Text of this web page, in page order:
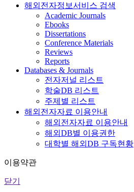
해외전자정보서비스 검색
Academic Journals
Ebooks
Dissertations
Conference Materials
Reviews
Reports
Databases & Journals
전자저널 리스트
학술DB 리스트
주제별 리스트
해외전자자료 이용안내
해외전자자료 이용안내
해외DB별 이용권한
대학별 해외DB 구독현황
이용약관
닫기